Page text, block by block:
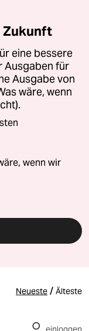
Zukunft
eine bessere
Ausgaben für
Ausgabe von
wäre, wenn
wenn wir
Neueste / Älteste